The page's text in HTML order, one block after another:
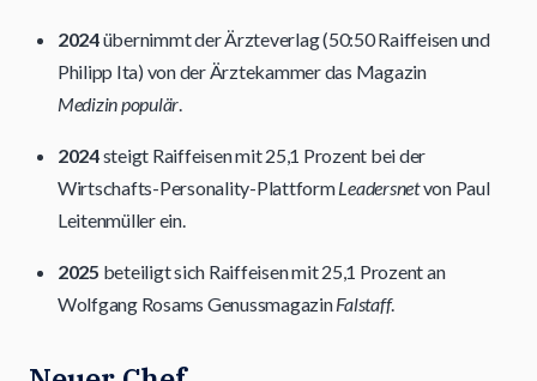
2024übernimmt der Ärzteverlag (50:50 Raiffeisen und
Philipp Ita) von der Ärztekammer das Magazin
Medizin populär.
2024steigt Raiffeisen mit 25,1 Prozent bei der
Wirtschafts-Personality-PlattformLeadersnetvon Paul
Leitenmüller ein.
2025 beteiligt sich Raiffeisen mit 25,1 Prozent an
Wolfgang Rosams GenussmagazinFalstaff.